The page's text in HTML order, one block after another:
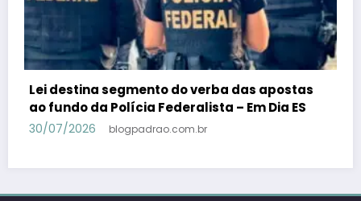
PSB confirma Geraldo Alckmin porquê
candidato a vice-presidente na fórmula com
Lula – Em Dia ES